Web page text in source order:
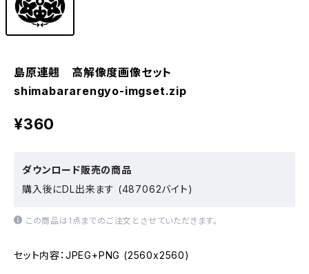
島原連翹 高解像度画像セット
shimabararengyo-imgset.zip
¥360
ダウンロード販売の商品
購入後にDL出来ます (487062バイト)
この商品は1点までのご注文とさせていただきます。
セット内容：JPEG+PNG (2560x2560)